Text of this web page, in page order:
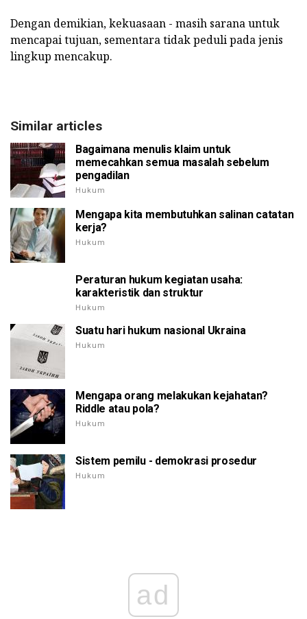
Dengan demikian, kekuasaan - masih sarana untuk
mencapai tujuan, sementara tidak peduli pada jenis
lingkup mencakup.
Similar articles
Bagaimana menulis klaim untuk
memecahkan semua masalah sebelum
pengadilan
Hukum
Mengapa kita membutuhkan salinan catatan
kerja?
Hukum
Peraturan hukum kegiatan usaha:
karakteristik dan struktur
Hukum
Suatu hari hukum nasional Ukraina
Hukum
Mengapa orang melakukan kejahatan?
Riddle atau pola?
Hukum
Sistem pemilu - demokrasi prosedur
Hukum
ad